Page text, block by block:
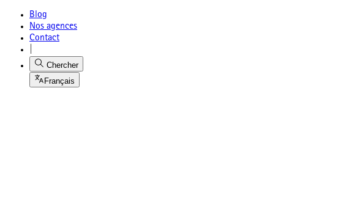
Blog
Nos agences
Contact
Chercher
Français